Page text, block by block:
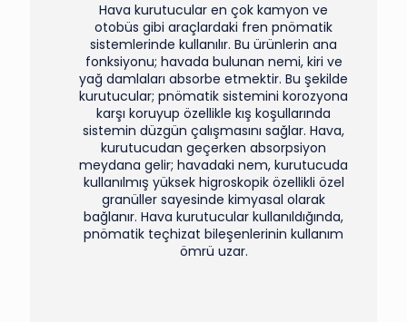
Hava kurutucular en çok kamyon ve
otobüs gibi araçlardaki fren pnömatik
sistemlerinde kullanılır. Bu ürünlerin ana
fonksiyonu; havada bulunan nemi, kiri ve
yağ damlaları absorbe etmektir. Bu şekilde
kurutucular; pnömatik sistemini korozyona
karşı koruyup özellikle kış koşullarında
sistemin düzgün çalışmasını sağlar. Hava,
kurutucudan geçerken absorpsiyon
meydana gelir; havadaki nem, kurutucuda
kullanılmış yüksek higroskopik özellikli özel
granüller sayesinde kimyasal olarak
bağlanır. Hava kurutucular kullanıldığında,
pnömatik teçhizat bileşenlerinin kullanım
ömrü uzar.